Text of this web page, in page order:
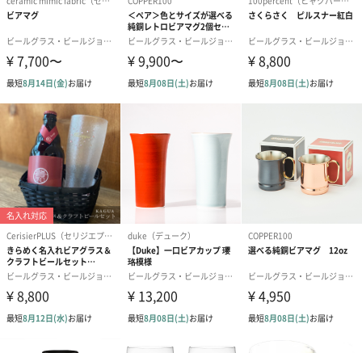
もちろん陶器やガラス製食器と変わらず、食器用中性洗剤で洗う
※ 推奨温水設定 70℃以下。。
※ 漂白剤・研磨剤等が含まれた食洗機用洗剤は使用不可です。
「Cutipol（クチポール）」のカトラリーセット
世界中で愛されるポルトガルのカトラリーブランド「Cutipol」の
カトラリーペアセット。
シンプルだけれど飽きの来ない洗練されたデザインはどんなテー
ブルウェアにも合わせやすい。
見た目だけではなく、人間工学に基づいて設計されているので使
い勝手も◯。